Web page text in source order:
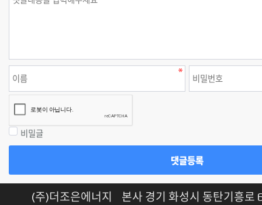
비밀글
댓글등록
(주)더조은에너지 본사 경기 화성시 동탄기흥로